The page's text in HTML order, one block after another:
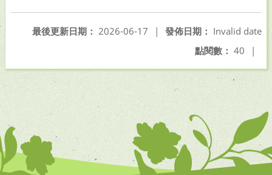
發佈日期： Invalid date
最後更新日期： 2026-06-17
|
點閱數： 40 |